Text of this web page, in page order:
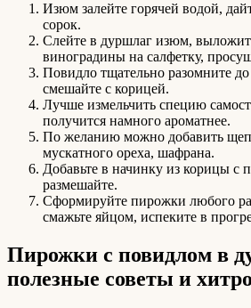
Изюм залейте горячей водой,
сорок.
Слейте в дуршлаг изюм,
виноградины на салфетку,
Повидло тщательно разомните
смешайте с корицей.
Лучше измельчить специю
получится намного ароматнее.
По желанию можно добавить
мускатного ореха, шафрана.
Добавьте в начинку из корицы с
размешайте.
Сформируйте пирожки любого
смажьте яйцом, испеките в
Пирожки с повидлом в
полезные советы и